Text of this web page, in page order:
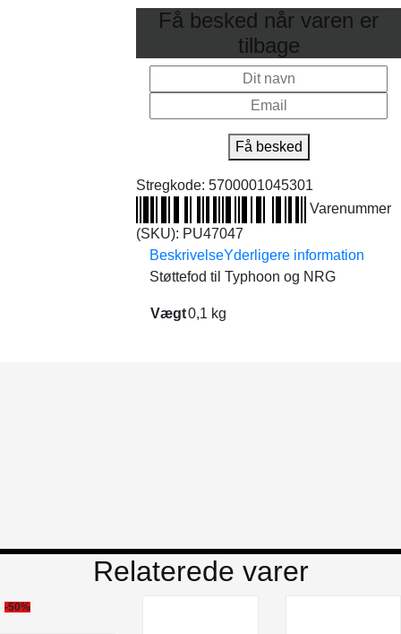
Få besked når varen er
tilbage
Få besked
Stregkode: 5700001045301
Varenummer
(SKU): PU47047
BeskrivelseYderligere information
Støttefod til Typhoon og NRG
Vægt0,1 kg
Relaterede varer
-50%